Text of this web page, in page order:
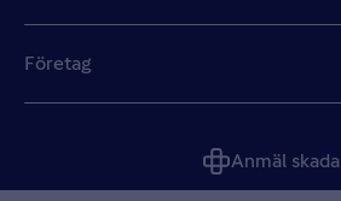
Företag
Anmäl skada